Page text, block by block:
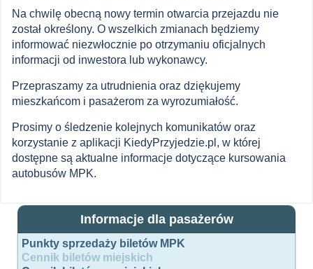
Na chwilę obecną nowy termin otwarcia przejazdu nie
został określony. O wszelkich zmianach będziemy
informować niezwłocznie po otrzymaniu oficjalnych
informacji od inwestora lub wykonawcy.
Przepraszamy za utrudnienia oraz dziękujemy
mieszkańcom i pasażerom za wyrozumiałość.
Prosimy o śledzenie kolejnych komunikatów oraz
korzystanie z aplikacji KiedyPrzyjedzie.pl, w której
dostępne są aktualne informacje dotyczące kursowania
autobusów MPK.
Informacje dla pasażerów
Punkty sprzedaży biletów MPK
Cennik biletów miejskich